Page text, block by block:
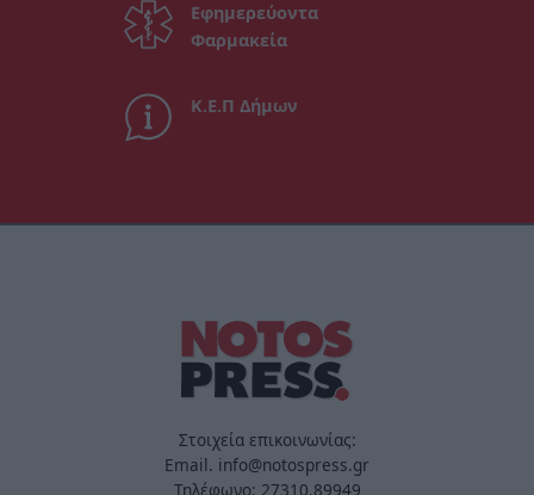
Εφημερεύοντα
Φαρμακεία
Κ.Ε.Π Δήμων
Στοιχεία επικοινωνίας:
Email. info@notospress.gr
Τηλέφωνο: 27310.89949